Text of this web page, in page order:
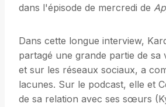
dans l'épisode de mercredi de
Dans cette longue interview,
partagé une grande partie de sa
et sur les réseaux sociaux, a
lacunes. Sur le podcast, elle et
de sa relation avec ses sœurs